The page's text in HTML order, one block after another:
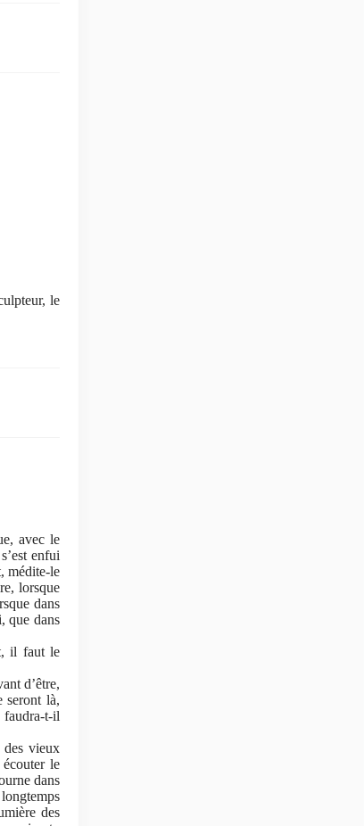
le
avec le
enfui
médite-le
lorsque
dans
que dans
il faut le
d’être,
seront là,
faudra-t-il
des vieux
le
dans
des